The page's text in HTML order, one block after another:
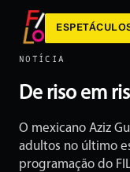
NOTÍCIA
De riso em
O mexicano Aziz
adultos no último
programação do